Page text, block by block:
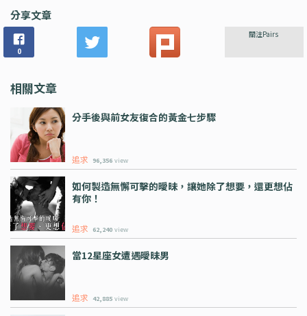
分享文章
0
關注Pairs
相關文章
分手後與前女友復合的黃金七步驟
追求 96,356 view
如何製造無懈可擊的曖昧，讓她除了想要，還更想佔
有你！
追求 62,240 view
當12星座女遭遇曖昧男
追求 42,885 view